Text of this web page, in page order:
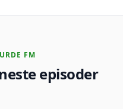
FM
episoder